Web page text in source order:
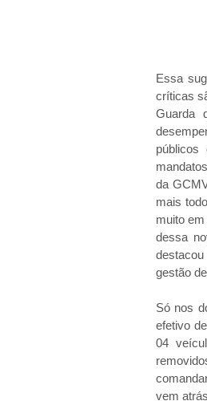
Essa
críticas
Guarda
públicos
da
mais
muito
dessa
gestão
Só nos
efetivo
04
vem